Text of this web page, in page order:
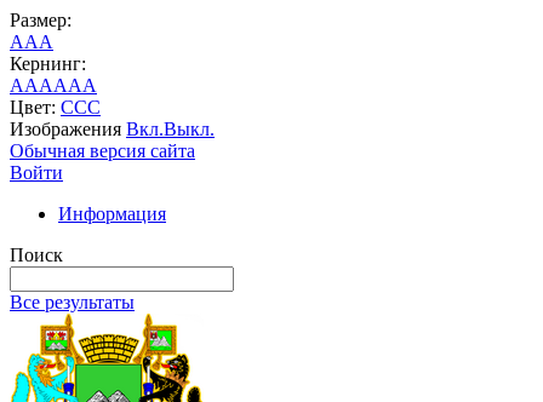
Размер:
AAA
Кернинг:
AAAAAA
Цвет: CCC
Изображения Вкл.Выкл.
Обычная версия сайта
Войти
Информация
Поиск
Все результаты